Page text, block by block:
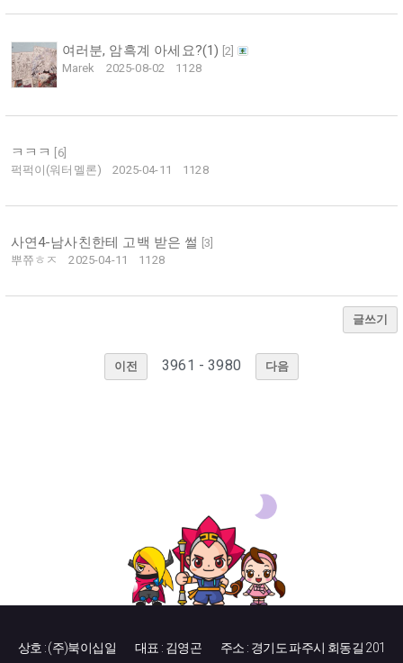
여러분, 암흑계 아세요?(1) 2
Marek
2025-08-02 1128
ㅋㅋㅋ 6]
퍽퍽이(워터멜론)
2025-04-11 1128
사연4-남사친한테 고백 받은 썰 [3
뿌쮸ㅎㅈ
2025-04-11 1128
글쓰기
이전 3961 - 3980 다음
상호 : (주)북이십일 대표 : 김영곤 주소 : 경기도 파주시 회동길 201